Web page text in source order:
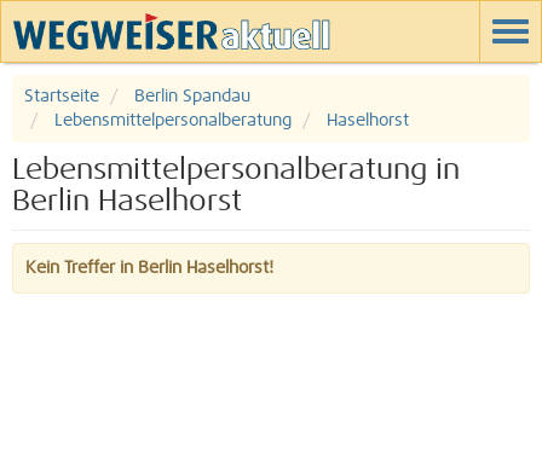
Startseite
Berlin Spandau
Lebensmittelpersonalberatung
Haselhorst
Lebensmittelpersonalberatung in
Berlin Haselhorst
Kein Treffer in Berlin Haselhorst!